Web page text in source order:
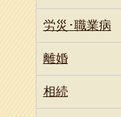
労災･職業病
離婚
相続